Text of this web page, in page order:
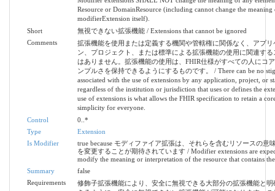
Resource or DomainResource (including cannot change the meaning
modifierExtension itself).
Short
無視できない拡張機能 / Extensions that cannot be ignored
Comments
拡張機能を使用または定義する機関や管轄権に関係なく、アプリ
ン、プロジェクト、または標準による拡張機能の使用に関連する
はありません。拡張機能の使用は、FHIR仕様がすべての人にコ
ンプルさを保持できるようにするものです。 / There can be no
associated with the use of extensions by any application, project, or
regardless of the institution or jurisdiction that uses or defines the
use of extensions is what allows the FHIR specification to retain a
simplicity for everyone.
Control
0..*
Type
Extension
Is Modifier
true because モディファイア拡張は、それらを含むリソースの意
を変更することが期待されています / Modifier extensions are
modify the meaning or interpretation of the resource that contains
Summary
false
Requirements
修飾子拡張機能により、安全に無視できる大部分の拡張機能と明